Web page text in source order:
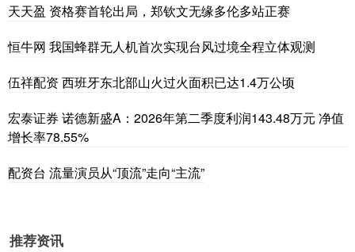
天天盈 资格赛首轮出局，郑钦文无缘多伦多站正赛
恒牛网 我国蜂群无人机首次实现台风过境全程立体观测
伍祥配资 西班牙东北部山火过火面积已达1.4万公顷
宏泰证券 诺德新盛A：2026年第二季度利润143.48万元 净值
增长率78.55%
配资台 流量演员从“顶流”走向“主流”
推荐资讯